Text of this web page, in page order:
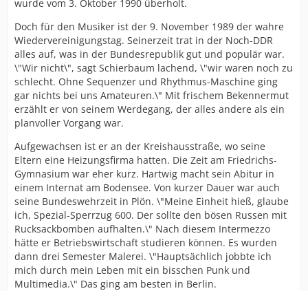
wurde vom 3. Oktober 1990 überholt.
Doch für den Musiker ist der 9. November 1989 der wahre
Wiedervereinigungstag. Seinerzeit trat in der Noch-DDR
alles auf, was in der Bundesrepublik gut und populär war.
\"Wir nicht\", sagt Schierbaum lachend, \"wir waren noch zu
schlecht. Ohne Sequenzer und Rhythmus-Maschine ging
gar nichts bei uns Amateuren.\" Mit frischem Bekennermut
erzählt er von seinem Werdegang, der alles andere als ein
planvoller Vorgang war.
Aufgewachsen ist er an der Kreishausstraße, wo seine
Eltern eine Heizungsfirma hatten. Die Zeit am Friedrichs-
Gymnasium war eher kurz. Hartwig macht sein Abitur in
einem Internat am Bodensee. Von kurzer Dauer war auch
seine Bundeswehrzeit in Plön. \"Meine Einheit hieß, glaube
ich, Spezial-Sperrzug 600. Der sollte den bösen Russen mit
Rucksackbomben aufhalten.\" Nach diesem Intermezzo
hätte er Betriebswirtschaft studieren können. Es wurden
dann drei Semester Malerei. \"Hauptsächlich jobbte ich
mich durch mein Leben mit ein bisschen Punk und
Multimedia.\" Das ging am besten in Berlin.